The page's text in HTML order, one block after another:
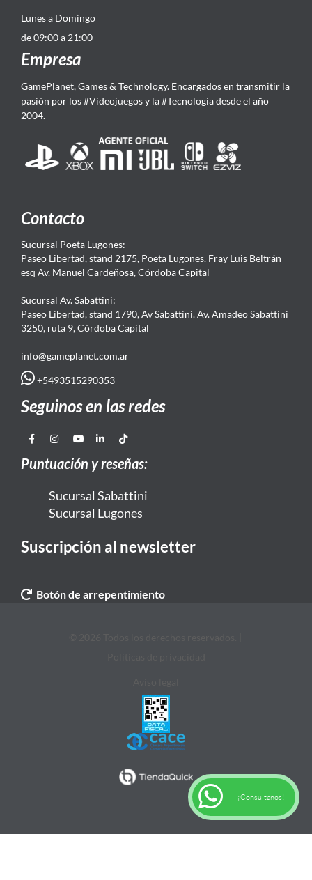
Lunes a Domingo
de 09:00 a 21:00
Empresa
GamePlanet, Games & Technology. Encargados en transmitir la
pasión por los #Videojuegos y la #Tecnología desde el año
2004.
Contacto
Sucursal Poeta Lugones:
Paseo Libertad, stand 2175, Poeta Lugones. Fray Luis Beltrán
esq Av. Manuel Cardeñosa, Córdoba Capital
Sucursal Av. Sabattini:
Paseo Libertad, stand 1790, Av Sabattini. Av. Amadeo Sabattini
3250, ruta 9, Córdoba Capital
info@gameplanet.com.ar
+5493515290353
Seguinos en las redes
Puntuación y reseñas:
Sucursal Sabattini
Sucursal Lugones
Suscripción al newsletter
Botón de arrepentimiento
¡Consultanos!